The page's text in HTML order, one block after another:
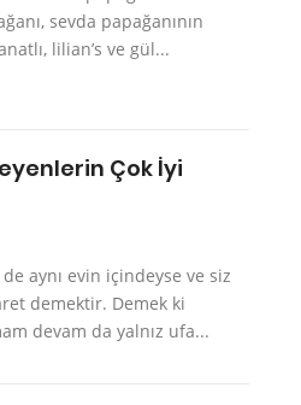
sevda papağanının
lilian’s ve gül...
Çok İyi
aynı evin içindeyse ve siz
demektir. Demek ki
devam da yalnız ufa...